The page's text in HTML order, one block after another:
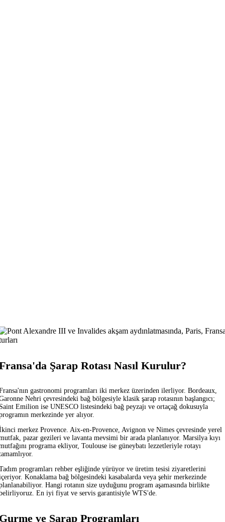
Şarap Rotası Nasıl Kurulur?
gastronomi programları iki merkez üzerinden ilerliyor. Bordeaux,
Nehri çevresindeki bağ bölgesiyle klasik şarap rotasının başlangıcı;
Emilion ise UNESCO listesindeki bağ peyzajı ve ortaçağ dokusuyla
merkezinde yer alıyor.
merkez Provence. Aix-en-Provence, Avignon ve Nimes çevresinde yerel
pazar gezileri ve lavanta mevsimi bir arada planlanıyor. Marsilya kıyı
programa ekliyor, Toulouse ise güneybatı lezzetleriyle rotayı
programları rehber eşliğinde yürüyor ve üretim tesisi ziyaretlerini
Konaklama bağ bölgesindeki kasabalarda veya şehir merkezinde
Hangi rotanın size uyduğunu program aşamasında birlikte
En iyi fiyat ve servis garantisiyle WTS'de.
ve Şarap Programları